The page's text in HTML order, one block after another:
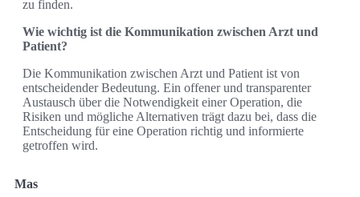
zu finden.
Wie wichtig ist die Kommunikation zwischen Arzt und
Patient?
Die Kommunikation zwischen Arzt und Patient ist von
entscheidender Bedeutung. Ein offener und transparenter
Austausch über die Notwendigkeit einer Operation, die
Risiken und mögliche Alternativen trägt dazu bei, dass die
Entscheidung für eine Operation richtig und informierte
getroffen wird.
Mas